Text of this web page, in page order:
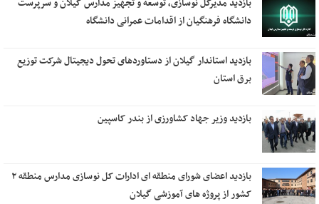
دانشگاه فرهنگیان از اقدامات عمرانی دانشگاه
بازدید استاندار گیلان از دستاوردهای تحول دیجیتال شرکت توزیع
برق استان
بازدید وزیر جهاد کشاورزی از بندر کاسپین
بازدید اعضای شورای منطقه ای ادارات کل نوسازی مدارس منطقه ۲
کشور از پروژه های آموزشی گیلان